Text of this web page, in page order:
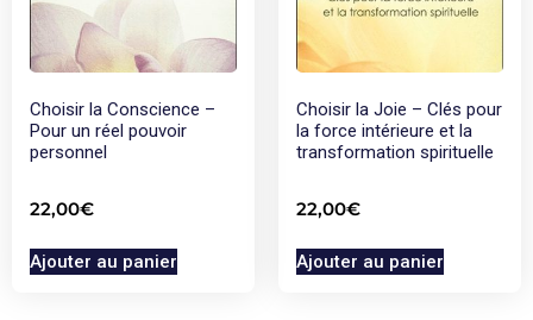
Choisir la Conscience –
Pour un réel pouvoir
personnel
22,00€
Ajouter au panier
Choisir la Joie – Clés pour
la force intérieure et la
transformation spirituelle
22,00€
Ajouter au panier